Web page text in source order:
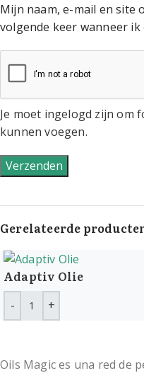
Mijn naam, e-mail en site
volgende keer wanneer ik
Je moet ingelogd zijn om
kunnen voegen.
Gerelateerde
Adaptiv Olie
Oils Magic es una red de